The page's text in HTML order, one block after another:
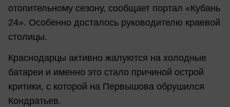
отопительному сезону, сообщает портал «Кубань
24». Особенно досталось руководителю краевой
столицы.
Краснодарцы активно жалуются на холодные
батареи и именно это стало причиной острой
критики, с которой на Первышова обрушился
Кондратьев.